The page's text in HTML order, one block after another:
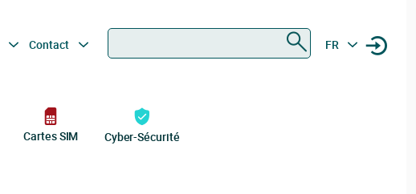
Contact FR
Cartes SIM Cyber-Sécurité